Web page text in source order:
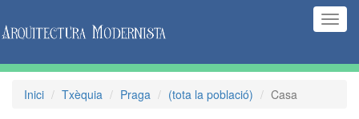
Inici Txèquia Praga (tota la població) Casa